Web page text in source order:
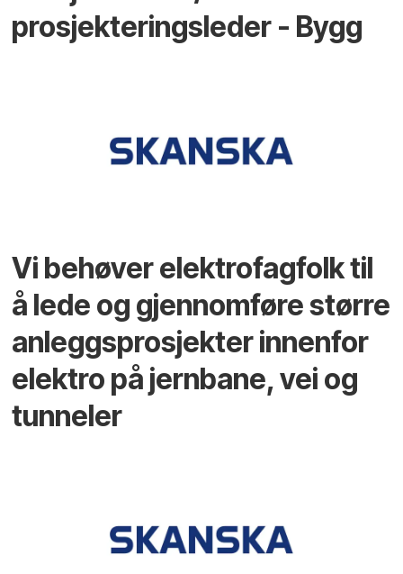
prosjekteringsleder - Bygg
Vi behøver elektrofagfolk til
å lede og gjennomføre større
anleggsprosjekter innenfor
elektro på jernbane, vei og
tunneler